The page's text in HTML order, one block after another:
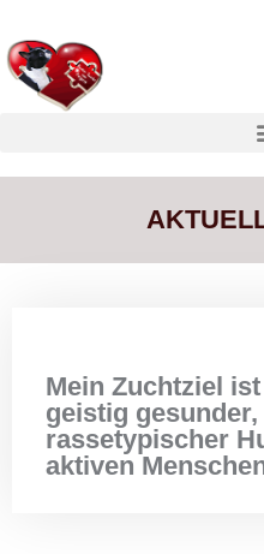
Mein Zuchtziel
geistig
rassetypischer
aktiven